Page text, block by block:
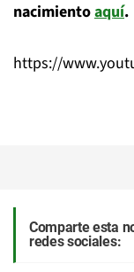
nacimientoaquí.
https://
Comparte esta
redes sociales: